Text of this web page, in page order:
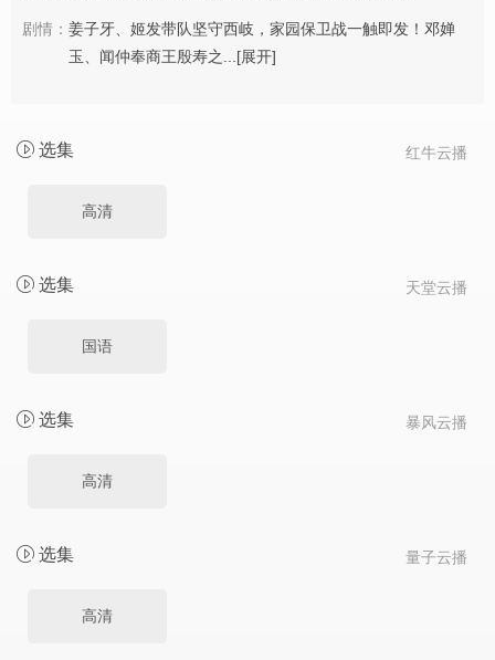
剧情： 姜子牙、姬发带队坚守西岐，家园保卫战一触即发！邓婵
玉、闻仲奉商王殷寿之... [展开]
红牛云播
选集
高清
天堂云播
选集
国语
暴风云播
选集
高清
量子云播
选集
高清